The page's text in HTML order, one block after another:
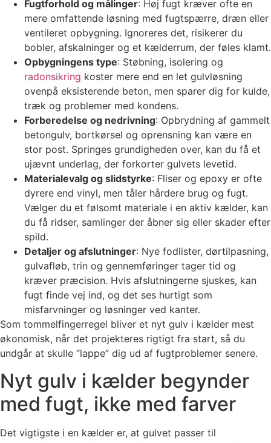
Fugtforhold og målinger: Høj fugt kræver ofte en
mere omfattende løsning med fugtspærre, dræn eller
ventileret opbygning. Ignoreres det, risikerer du
bobler, afskalninger og et kælderrum, der føles klamt.
Opbygningens type: Støbning, isolering og
radonsikring koster mere end en let gulvløsning
ovenpå eksisterende beton, men sparer dig for kulde,
træk og problemer med kondens.
Forberedelse og nedrivning: Opbrydning af gammelt
betongulv, bortkørsel og oprensning kan være en
stor post. Springes grundigheden over, kan du få et
ujævnt underlag, der forkorter gulvets levetid.
Materialevalg og slidstyrke: Fliser og epoxy er ofte
dyrere end vinyl, men tåler hårdere brug og fugt.
Vælger du et følsomt materiale i en aktiv kælder, kan
du få ridser, samlinger der åbner sig eller skader efter
spild.
Detaljer og afslutninger: Nye fodlister, dørtilpasning,
gulvafløb, trin og gennemføringer tager tid og
kræver præcision. Hvis afslutningerne sjuskes, kan
fugt finde vej ind, og det ses hurtigt som
misfarvninger og løsninger ved kanter.
Som tommelfingerregel bliver et nyt gulv i kælder mest
økonomisk, når det projekteres rigtigt fra start, så du
undgår at skulle “lappe” dig ud af fugtproblemer senere.
Nyt gulv i kælder begynder
med fugt, ikke med farver
Det vigtigste i en kælder er, at gulvet passer til